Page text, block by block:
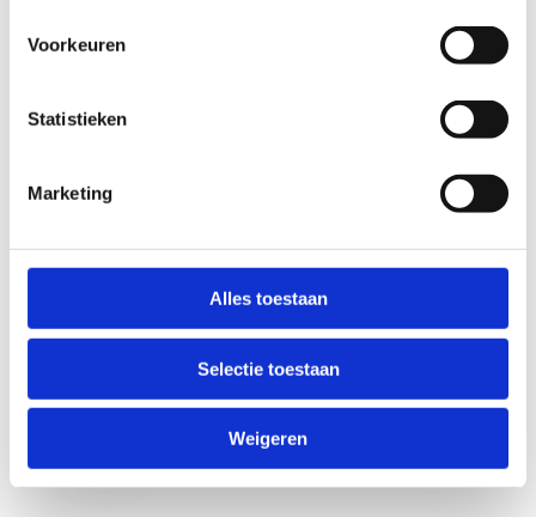
Voorkeuren
Statistieken
Marketing
Alles toestaan
Selectie toestaan
Weigeren
Anti-Robot Verification
Click to start verification
Verzend